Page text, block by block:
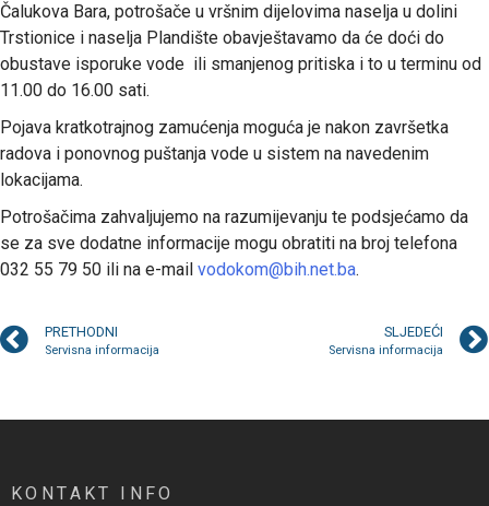
Čalukova Bara, potrošače u vršnim dijelovima naselja u dolini
Trstionice i naselja Plandište obavještavamo da će doći do
obustave isporuke vode ili smanjenog pritiska i to u terminu od
11.00 do 16.00 sati.
Pojava kratkotrajnog zamućenja moguća je nakon završetka
radova i ponovnog puštanja vode u sistem na navedenim
lokacijama.
Potrošačima zahvaljujemo na razumijevanju te podsjećamo da
se za sve dodatne informacije mogu obratiti na broj telefona
032 55 79 50 ili na e-mail vodokom@bih.net.ba.
PRETHODNI
Servisna informacija
SLJEDEĆI
Servisna informacija
KONTAKT INFO